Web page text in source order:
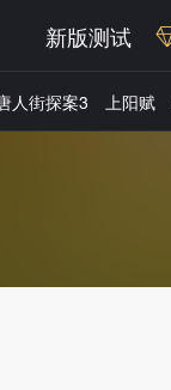
新版测试
人街探案3 上阳赋